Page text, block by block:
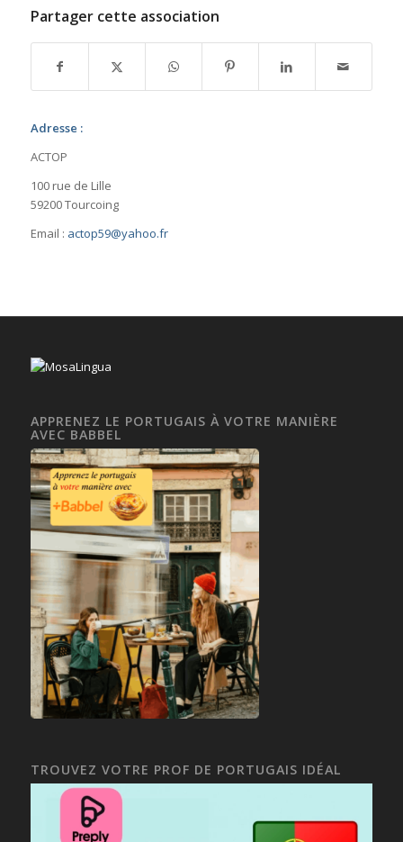
Partager cette association
Adresse :
ACTOP
100 rue de Lille
59200 Tourcoing
Email : actop59@yahoo.fr
APPRENEZ LE PORTUGAIS À VOTRE MANIÈRE
AVEC BABBEL
TROUVEZ VOTRE PROF DE PORTUGAIS IDÉAL